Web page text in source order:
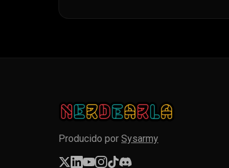
Producido por Sysarmy